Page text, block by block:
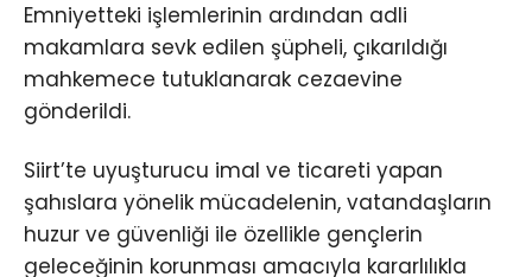
Emniyetteki işlemlerinin ardından adli
makamlara sevk edilen şüpheli, çıkarıldığı
mahkemece tutuklanarak cezaevine
gönderildi.
Siirt’te uyuşturucu imal ve ticareti yapan
şahıslara yönelik mücadelenin, vatandaşların
huzur ve güvenliği ile özellikle gençlerin
geleceğinin korunması amacıyla kararlılıkla